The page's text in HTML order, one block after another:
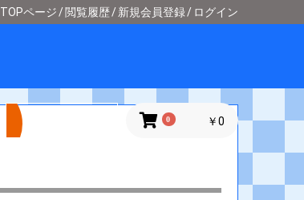
TOPページ 閲覧履歴 新規会員登録 ログイン
0 ￥0